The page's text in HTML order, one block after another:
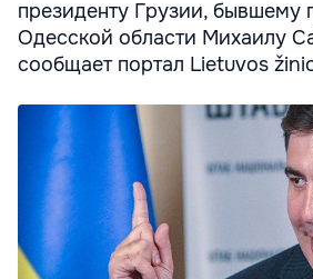
президенту Грузии, бывшему
Одесской области Михаилу
сообщает портал Lietuvos